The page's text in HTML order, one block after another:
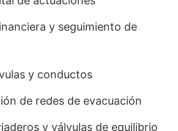
y seguimiento de
y conductos
de redes de evacuación
y válvulas de equilibrio